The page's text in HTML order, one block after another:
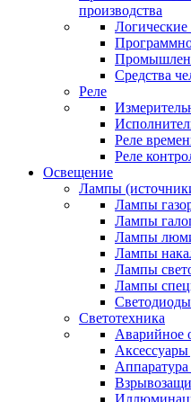
производства
Логические
Средства
Реле
Реле
Реле
Освещение
Лампы
Лампы
Лампы
Лампы
Лампы
Лампы
Лампы
Светодиоды
Светотехника
Аварийное
Аксессуары